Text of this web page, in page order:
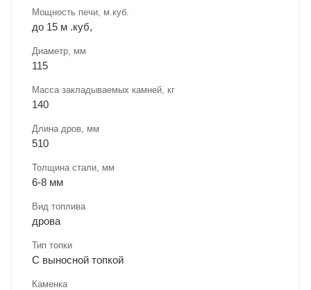
Мощность печи, м.куб.
до 15 м .куб,
Диаметр, мм
115
Масса закладываемых камней, кг
140
Длина дров, мм
510
Толщина стали, мм
6-8 мм
Вид топлива
дрова
Тип топки
С выносной топкой
Каменка